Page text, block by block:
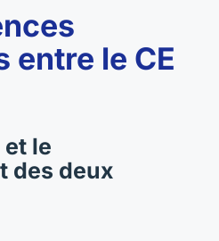
entre le CE
le
des deux